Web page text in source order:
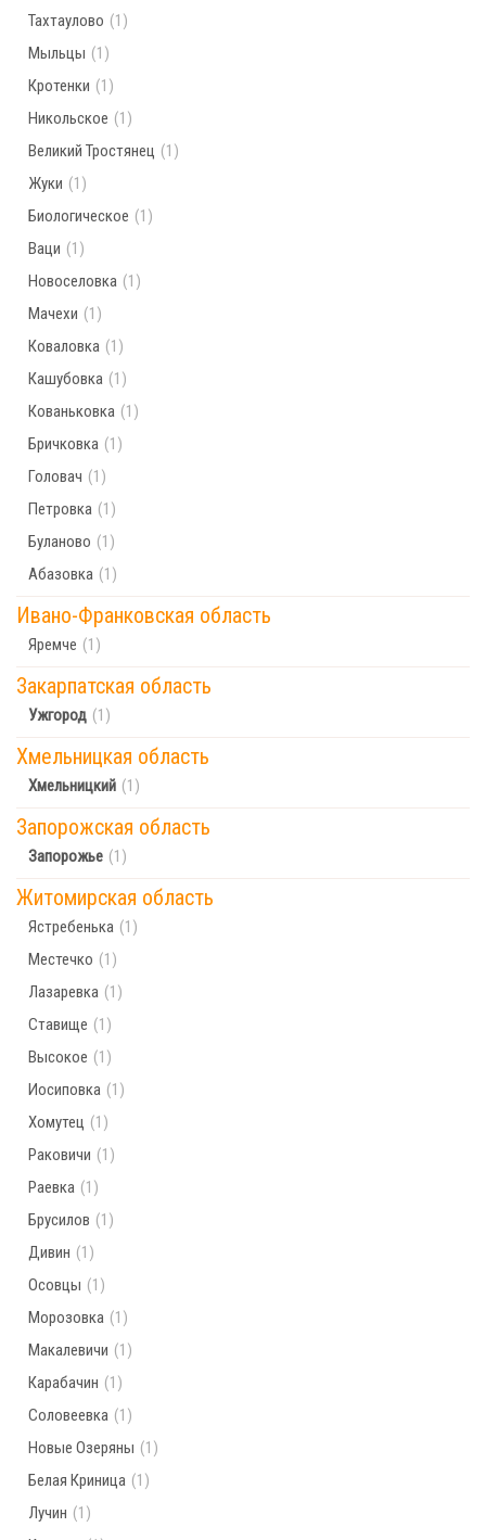
Тахтаулово (1)
Мыльцы (1)
Кротенки (1)
Никольское (1)
Великий Тростянец (1)
Жуки (1)
Биологическое (1)
Ваци (1)
Новоселовка (1)
Мачехи (1)
Коваловка (1)
Кашубовка (1)
Кованьковка (1)
Бричковка (1)
Головач (1)
Петровка (1)
Буланово (1)
Абазовка (1)
Ивано-Франковская область
Яремче (1)
Закарпатская область
Ужгород (1)
Хмельницкая область
Хмельницкий (1)
Запорожская область
Запорожье (1)
Житомирская область
Ястребенька (1)
Местечко (1)
Лазаревка (1)
Ставище (1)
Высокое (1)
Иосиповка (1)
Хомутец (1)
Раковичи (1)
Раевка (1)
Брусилов (1)
Дивин (1)
Осовцы (1)
Морозовка (1)
Макалевичи (1)
Карабачин (1)
Соловеевка (1)
Новые Озеряны (1)
Белая Криница (1)
Лучин (1)